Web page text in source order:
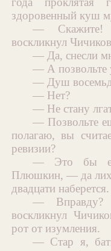
здоровенный куш
—
воскликнул
— Да, снесли
— А позвольте
— Душ
— Нет?
— Не стану
— Позвольте
полагаю, вы
ревизии?
— Это бы
Плюшкин, — да лих-
двадцати наберется.
— Вправду?
воскликнул
рот от изумления.
— Стар я,